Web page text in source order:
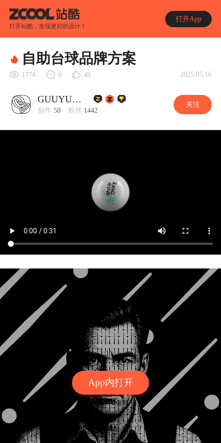
打开站酷，发现更好的设计！
打开App
App内打开
自助台球品牌方案
1774 6 49 2025.05.16
GUUYU郭宇
创作 50 粉丝 1442
关注